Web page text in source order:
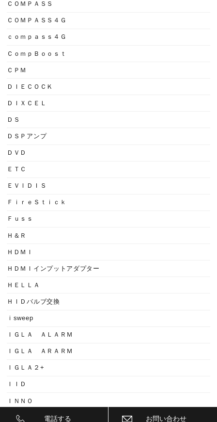
ＣＯＭＰＡＳＳ
ＣＯＭＰＡＳＳ４Ｇ
ｃｏｍｐａｓｓ４Ｇ
ＣｏｍｐＢｏｏｓｔ
ＣＰＭ
ＤＩＥＣＯＣＫ
ＤＩＸＣＥＬ
ＤＳ
ＤＳＰアンプ
ＤＶＤ
ＥＴＣ
ＥＶＩＤＩＳ
ＦｉｒｅＳｔｉｃｋ
Ｆｕｓｓ
Ｈ＆Ｒ
ＨＤＭＩ
ＨＤＭＩインプットアダプター
ＨＥＬＬＡ
ＨＩＤバルブ交換
ｉsweep
ＩＧＬＡ ＡＬＡＲＭ
ＩＧＬＡ ＡＲＡＲＭ
ＩＧＬＡ２+
ＩＩＤ
ＩＮＮＯ
ｉｓｗｅｅｐ(IS1500)
電話する お問い合わせ